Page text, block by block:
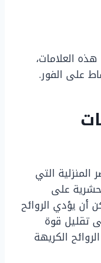
العلامات،
على الفور.
التي
على
أن يؤدي الروائح
تقليل قوة
الكريهة